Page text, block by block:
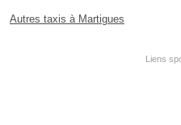
Autres taxis à Martigues